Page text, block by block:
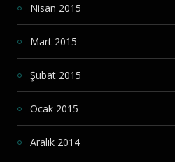
Nisan 2015
Mart 2015
Şubat 2015
Ocak 2015
Aralık 2014